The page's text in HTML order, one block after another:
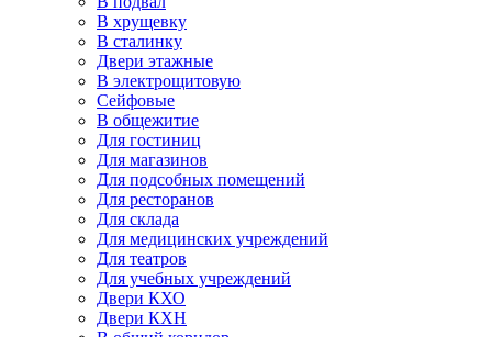
В хрущевку
В сталинку
Двери этажные
В электрощитовую
Сейфовые
В общежитие
Для гостиниц
Для магазинов
Для подсобных помещений
Для ресторанов
Для склада
Для медицинских учреждений
Для театров
Для учебных учреждений
Двери КХО
Двери КХН